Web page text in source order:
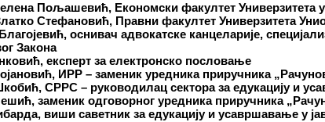
Пољашевић, Економски факултет Универзитета
Стефановић, Правни факултет Универзитета
оснивач адвокатске канцеларије,
Закона
, експерт за електронско пословање
, ИРР – заменик уредника приручника
, СРРС – руководилац сектора за едукацију и
заменик одговорног уредника приручника
виши саветник за едукацију и усавршавање у